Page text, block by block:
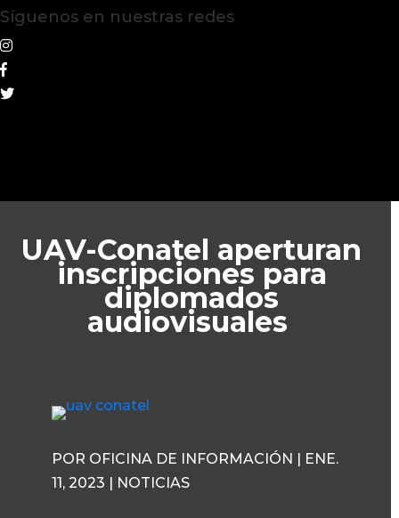
Síguenos en nuestras redes
UAV-Conatel aperturan
inscripciones para
diplomados
audiovisuales
POR OFICINA DE INFORMACIÓN | ENE.
11, 2023 | NOTICIAS